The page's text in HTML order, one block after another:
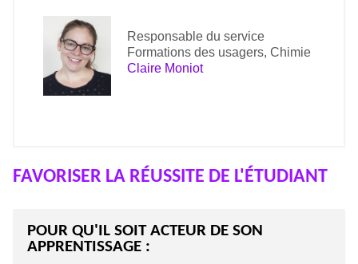
Responsable du service
Formations des usagers, Chimie
Claire Moniot
FAVORISER LA RÉUSSITE DE L'ÉTUDIANT
POUR QU'IL SOIT ACTEUR DE SON
APPRENTISSAGE :